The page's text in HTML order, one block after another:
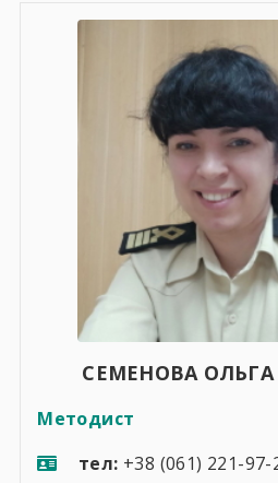
СЕМЕНОВА ОЛЬГА
Методист
тел: +38 (061) 221-97-